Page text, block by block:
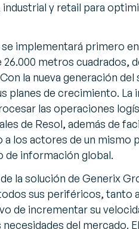
y retail para
implementará primero
metros cuadrados,
la nueva generación
planes de crecimiento.
las operaciones
de Resol, además de
a los actores de un mismo
de información global.
la solución de Generix
sus periféricos, tanto
de incrementar su
necesidades del mercado.